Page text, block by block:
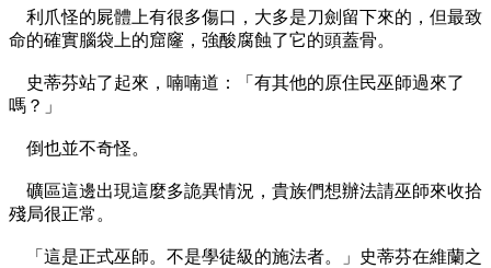
利爪怪的屍體上有很多傷口，大多是刀劍留下來的，但最致
命的確實腦袋上的窟窿，強酸腐蝕了它的頭蓋骨。
史蒂芬站了起來，喃喃道：「有其他的原住民巫師過來了
嗎？」
倒也並不奇怪。
礦區這邊出現這麼多詭異情況，貴族們想辦法請巫師來收拾
殘局很正常。
「這是正式巫師。不是學徒級的施法者。」史蒂芬在維蘭之